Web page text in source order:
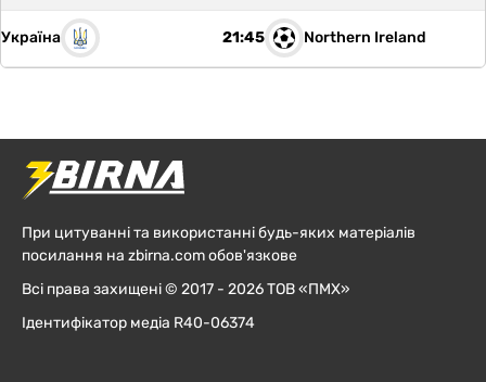
Україна 21:45 Northern Ireland
При цитуванні та використанні будь-яких матеріалів
посилання на zbirna.com обов'язкове
Всі права захищені © 2017 - 2026 ТОВ «ПМХ»
Ідентифікатор медіа R40-06374